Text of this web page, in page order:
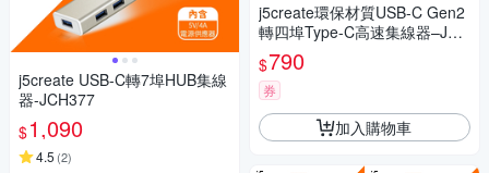
j5create USB-C轉7埠HUB集線
器-JCH377
$1,090
4.5 (2)
j5create環保材質USB-C Gen2
轉四埠Type-C高速集線器–JCH
345EW(自然白)
$790
券
加入購物車